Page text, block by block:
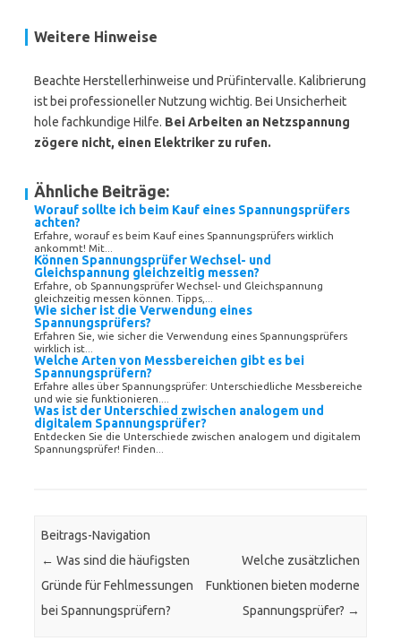
Weitere Hinweise
Beachte Herstellerhinweise und Prüfintervalle. Kalibrierung
ist bei professioneller Nutzung wichtig. Bei Unsicherheit
hole fachkundige Hilfe. Bei Arbeiten an Netzspannung
zögere nicht, einen Elektriker zu rufen.
Ähnliche Beiträge:
Worauf sollte ich beim Kauf eines Spannungsprüfers
achten?
Erfahre, worauf es beim Kauf eines Spannungsprüfers wirklich
ankommt! Mit...
Können Spannungsprüfer Wechsel- und
Gleichspannung gleichzeitig messen?
Erfahre, ob Spannungsprüfer Wechsel- und Gleichspannung
gleichzeitig messen können. Tipps,...
Wie sicher ist die Verwendung eines
Spannungsprüfers?
Erfahren Sie, wie sicher die Verwendung eines Spannungsprüfers
wirklich ist...
Welche Arten von Messbereichen gibt es bei
Spannungsprüfern?
Erfahre alles über Spannungsprüfer: Unterschiedliche Messbereiche
und wie sie funktionieren....
Was ist der Unterschied zwischen analogem und
digitalem Spannungsprüfer?
Entdecken Sie die Unterschiede zwischen analogem und digitalem
Spannungsprüfer! Finden...
Beitrags-Navigation
← Was sind die häufigsten
Gründe für Fehlmessungen
bei Spannungsprüfern?
Welche zusätzlichen
Funktionen bieten moderne
Spannungsprüfer? →